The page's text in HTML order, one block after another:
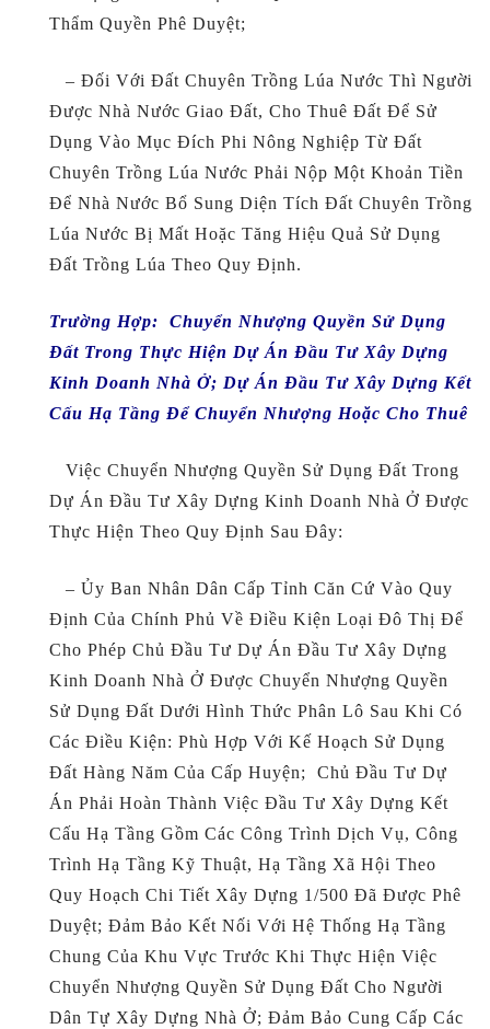
Thẩm Quyền Phê Duyệt;
– Đối Với Đất Chuyên Trồng Lúa Nước Thì Người
Được Nhà Nước Giao Đất, Cho Thuê Đất Để Sử
Dụng Vào Mục Đích Phi Nông Nghiệp Từ Đất
Chuyên Trồng Lúa Nước Phải Nộp Một Khoản Tiền
Để Nhà Nước Bổ Sung Diện Tích Đất Chuyên Trồng
Lúa Nước Bị Mất Hoặc Tăng Hiệu Quả Sử Dụng
Đất Trồng Lúa Theo Quy Định.
Trường Hợp: CHuyển Nhượng Quyền Sử Dụng
Đất Trong Thực Hiện Dự Án Đầu Tư Xây Dựng
Kinh Doanh Nhà Ở; Dự Án Đầu Tư Xây Dựng Kết
Cấu Hạ Tầng Để Chuyển Nhượng Hoặc Cho Thuê
Việc Chuyển Nhượng Quyền Sử Dụng Đất Trong
Dự Án Đầu Tư Xây Dựng Kinh Doanh Nhà Ở Được
Thực Hiện Theo Quy Định Sau Đây:
– Ủy Ban Nhân Dân Cấp Tỉnh Căn Cứ Vào Quy
Định Của Chính Phủ Về Điều Kiện Loại Đô Thị Để
Cho Phép Chủ Đầu Tư Dự Án Đầu Tư Xây Dựng
Kinh Doanh Nhà Ở Được Chuyển Nhượng Quyền
Sử Dụng Đất Dưới Hình Thức Phân Lô Sau Khi Có
Các Điều Kiện: Phù Hợp Với Kế Hoạch Sử Dụng
Đất Hàng Năm Của Cấp Huyện; Chủ Đầu Tư Dự
Án Phải Hoàn Thành Việc Đầu Tư Xây Dựng Kết
Cấu Hạ Tầng Gồm Các Công Trình Dịch Vụ, Công
Trình Hạ Tầng Kỹ Thuật, Hạ Tầng Xã Hội Theo
Quy Hoạch Chi Tiết Xây Dựng 1/500 Đã Được Phê
Duyệt; Đảm Bảo Kết Nối Với Hệ Thống Hạ Tầng
Chung Của Khu Vực Trước Khi Thực Hiện Việc
Chuyển Nhượng Quyền Sử Dụng Đất Cho Người
Dân Tự Xây Dựng Nhà Ở; Đảm Bảo Cung Cấp Các